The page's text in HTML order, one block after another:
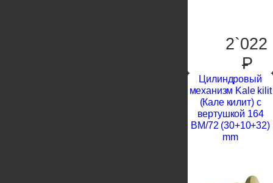
2`022
P
Цилиндровый
механизм Kale kilit
(Кале килит) с
вертушкой 164
BM/72 (30+10+32)
mm